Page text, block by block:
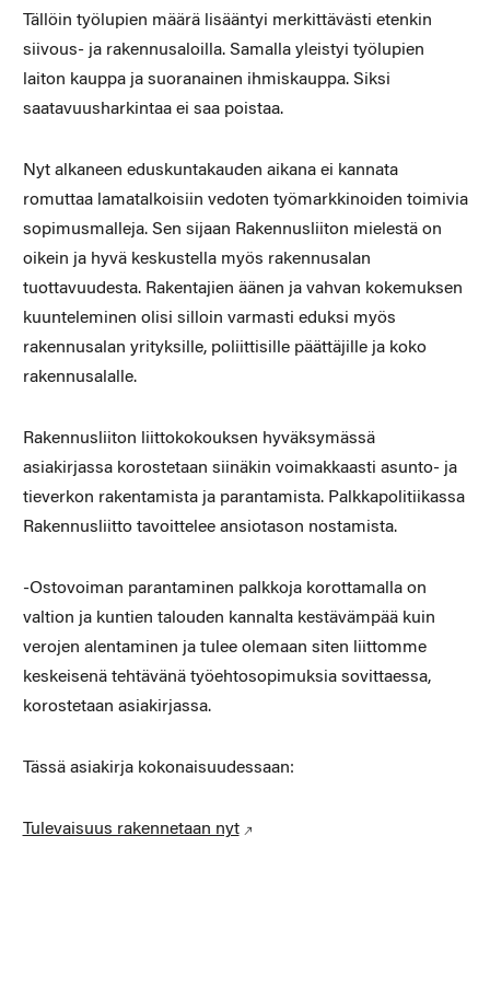
Tällöin työlupien määrä lisääntyi merkittävästi etenkin
siivous- ja rakennusaloilla. Samalla yleistyi työlupien
laiton kauppa ja suoranainen ihmiskauppa. Siksi
saatavuusharkintaa ei saa poistaa.
Nyt alkaneen eduskuntakauden aikana ei kannata
romuttaa lamatalkoisiin vedoten työmarkkinoiden toimivia
sopimusmalleja. Sen sijaan Rakennusliiton mielestä on
oikein ja hyvä keskustella myös rakennusalan
tuottavuudesta. Rakentajien äänen ja vahvan kokemuksen
kuunteleminen olisi silloin varmasti eduksi myös
rakennusalan yrityksille, poliittisille päättäjille ja koko
rakennusalalle.
Rakennusliiton liittokokouksen hyväksymässä
asiakirjassa korostetaan siinäkin voimakkaasti asunto- ja
tieverkon rakentamista ja parantamista. Palkkapolitiikassa
Rakennusliitto tavoittelee ansiotason nostamista.
-Ostovoiman parantaminen palkkoja korottamalla on
valtion ja kuntien talouden kan­nalta kestävämpää kuin
verojen alentaminen ja tulee olemaan siten liittomme
keskei­senä tehtävänä työehtosopimuksia sovittaessa,
korostetaan asiakirjassa.
Tässä asiakirja kokonaisuudessaan:
Tulevaisuus rakennetaan nyt